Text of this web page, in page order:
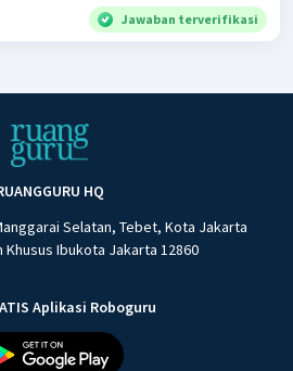
Jawaban terverifikasi
HQ
Selatan, Tebet, Kota Jakarta
Khusus Ibukota Jakarta 12860
Aplikasi Roboguru